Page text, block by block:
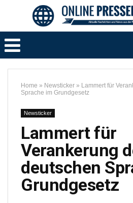
Home » Newsticker » Lammert für
Sprache im Grundgesetz
Newsticker
Lammert für
Verankerung
deutschen
Grundgesetz